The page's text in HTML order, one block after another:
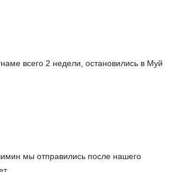
всего 2 недели, остановились в Муй
мы отправились после нашего